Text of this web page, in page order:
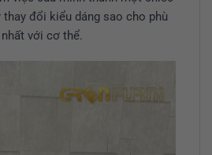
thay đổi kiểu dáng sao cho phù
với cơ thể.